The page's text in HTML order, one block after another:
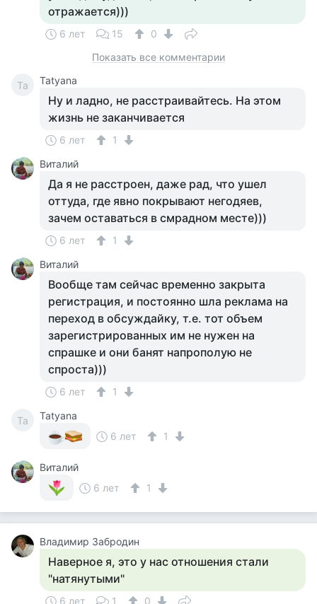
отражается)))
6 лет 15
0
Показать все комментарии
Ta Tatyana
Ну и ладно, не расстраивайтесь. На этом
жизнь не заканчивается
6 лет
1
Виталий
Да я не расстроен, даже рад, что ушел
оттуда, где явно покрывают негодяев,
зачем оставаться в смрадном месте)))
6 лет
1
Виталий
Вообще там сейчас временно закрыта
регистрация, и постоянно шла реклама на
переход в обсуждайку, т.е. тот объем
зарегистрированных им не нужен на
спрашке и они банят напрополую не
спроста)))
6 лет 1
Ta
Tatyana
6 лет
1
Виталий
6 лет
1
Владимир Забродин
Наверное я, это у нас отношения стали
"натянутыми"
6 лет 1 0